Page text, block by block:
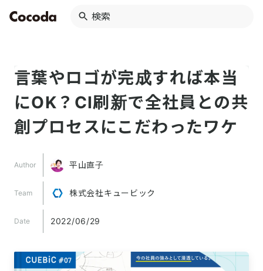
言葉やロゴが完成すれば本当
にOK？CI刷新で全社員との共
創プロセスにこだわったワケ
Author 平山直子
Team 株式会社キュービック
Date 2022/06/29